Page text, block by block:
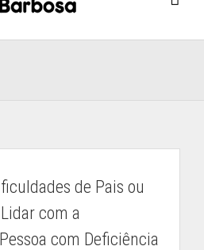
de Pais ou
com a
com Deficiência